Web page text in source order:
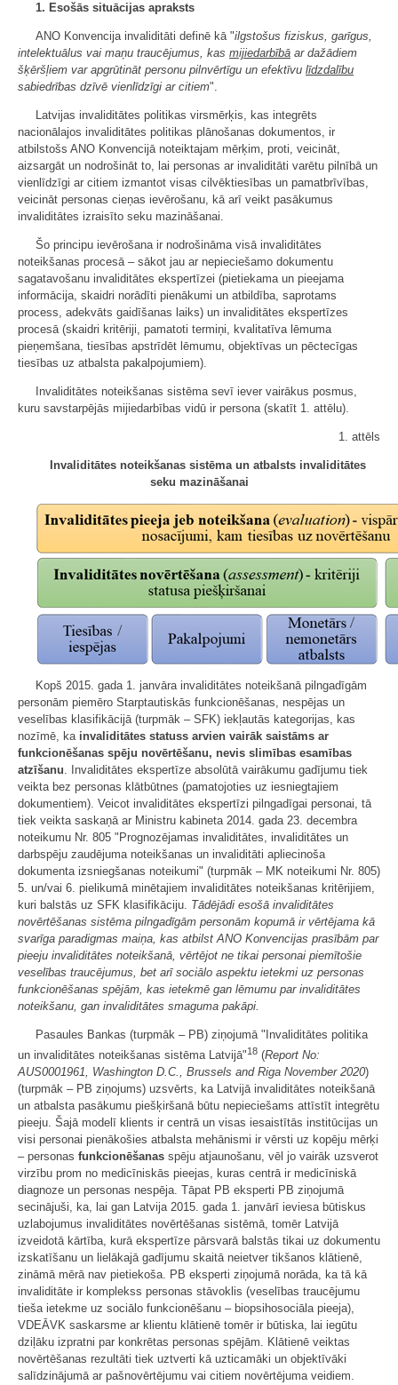
1. Esošās situācijas apraksts
ANO Konvencija invaliditāti definē kā "ilgstošus fiziskus, garīgus,
intelektuālus vai maņu traucējumus, kas mijiedarbībā ar dažādiem
šķēršļiem var apgrūtināt personu pilnvērtīgu un efektīvu līdzdalību
sabiedrības dzīvē vienlīdzīgi ar citiem".
Latvijas invaliditātes politikas virsmērķis, kas integrēts
nacionālajos invaliditātes politikas plānošanas dokumentos, ir
atbilstošs ANO Konvencijā noteiktajam mērķim, proti, veicināt,
aizsargāt un nodrošināt to, lai personas ar invaliditāti varētu pilnībā un
vienlīdzīgi ar citiem izmantot visas cilvēktiesības un pamatbrīvības,
veicināt personas cieņas ievērošanu, kā arī veikt pasākumus
invaliditātes izraisīto seku mazināšanai.
Šo principu ievērošana ir nodrošināma visā invaliditātes
noteikšanas procesā – sākot jau ar nepieciešamo dokumentu
sagatavošanu invaliditātes ekspertīzei (pietiekama un pieejama
informācija, skaidri norādīti pienākumi un atbildība, saprotams
process, adekvāts gaidīšanas laiks) un invaliditātes ekspertīzes
procesā (skaidri kritēriji, pamatoti termiņi, kvalitatīva lēmuma
pieņemšana, tiesības apstrīdēt lēmumu, objektīvas un pēctecīgas
tiesības uz atbalsta pakalpojumiem).
Invaliditātes noteikšanas sistēma sevī iever vairākus posmus,
kuru savstarpējās mijiedarbības vidū ir persona (skatīt 1. attēlu).
1. attēls
Invaliditātes noteikšanas sistēma un atbalsts invaliditātes
seku mazināšanai
Kopš 2015. gada 1. janvāra invaliditātes noteikšanā pilngadīgām
personām piemēro Starptautiskās funkcionēšanas, nespējas un
veselības klasifikācijā (turpmāk – SFK) iekļautās kategorijas, kas
nozīmē, ka invaliditātes statuss arvien vairāk saistāms ar
funkcionēšanas spēju novērtēšanu, nevis slimības esamības
atzīšanu . Invaliditātes ekspertīze absolūtā vairākumu gadījumu tiek
veikta bez personas klātbūtnes (pamatojoties uz iesniegtajiem
dokumentiem). Veicot invaliditātes ekspertīzi pilngadīgai personai, tā
tiek veikta saskaņā ar Ministru kabineta 2014. gada 23. decembra
noteikumu Nr. 805 "Prognozējamas invaliditātes, invaliditātes un
darbspēju zaudējuma noteikšanas un invaliditāti apliecinoša
dokumenta izsniegšanas noteikumi" (turpmāk – MK noteikumi Nr. 805)
5. un/vai 6. pielikumā minētajiem invaliditātes noteikšanas kritērijiem,
kuri balstās uz SFK klasifikāciju. Tādējādi esošā invaliditātes
novērtēšanas sistēma pilngadīgām personām kopumā ir vērtējama kā
svarīga paradigmas maiņa, kas atbilst ANO Konvencijas prasībām par
pieeju invaliditātes noteikšanā, vērtējot ne tikai personai piemītošie
veselības traucējumus, bet arī sociālo aspektu ietekmi uz personas
funkcionēšanas spējām, kas ietekmē gan lēmumu par invaliditātes
noteikšanu, gan invaliditātes smaguma pakāpi.
Pasaules Bankas (turpmāk – PB) ziņojumā "Invaliditātes politika
un invaliditātes noteikšanas sistēma Latvijā"18 (Report No:
AUS0001961, Washington D.C., Brussels and Riga November 2020)
(turpmāk – PB ziņojums) uzsvērts, ka Latvijā invaliditātes noteikšanā
un atbalsta pasākumu piešķiršanā būtu nepieciešams attīstīt integrētu
pieeju. Šajā modelī klients ir centrā un visas iesaistītās institūcijas un
visi personai pienākošies atbalsta mehānismi ir vērsti uz kopēju mērķi
– personas funkcionēšanas spēju atjaunošanu, vēl jo vairāk uzsverot
virzību prom no medicīniskās pieejas, kuras centrā ir medicīniskā
diagnoze un personas nespēja. Tāpat PB eksperti PB ziņojumā
secinājuši, ka, lai gan Latvija 2015. gada 1. janvārī ieviesa būtiskus
uzlabojumus invaliditātes novērtēšanas sistēmā, tomēr Latvijā
izveidotā kārtība, kurā ekspertīze pārsvarā balstās tikai uz dokumentu
izskatīšanu un lielākajā gadījumu skaitā neietver tikšanos klātienē,
zināmā mērā nav pietiekoša. PB eksperti ziņojumā norāda, ka tā kā
invaliditāte ir komplekss personas stāvoklis (veselības traucējumu
tieša ietekme uz sociālo funkcionēšanu – biopsihosociāla pieeja),
VDEĀVK saskarsme ar klientu klātienē tomēr ir būtiska, lai iegūtu
dziļāku izpratni par konkrētas personas spējām. Klātienē veiktas
novērtēšanas rezultāti tiek uztverti kā uzticamāki un objektīvāki
salīdzinājumā ar pašnovērtējumu vai citiem novērtējuma veidiem.